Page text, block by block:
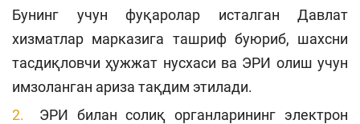
Бунинг учун фуқаролар исталган Давлат
хизматлар марказига ташриф буюриб, шахсни
тасдиқловчи ҳужжат нусхаси ва ЭРИ олиш учун
имзоланган ариза тақдим этилади.
ЭРИ билан солиқ органларининг электрон